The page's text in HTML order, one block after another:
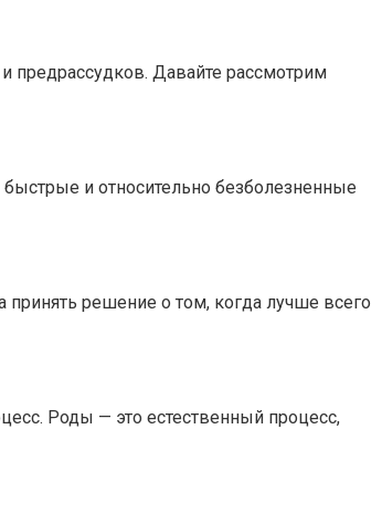
Давайте рассмотрим
и относительно безболезненные
решение о том, когда лучше всего
Роды — это естественный процесс,